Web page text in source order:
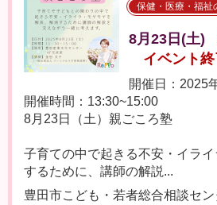
保健・医療・福祉
8月23日(土)
イベント終
開催日：2025
開催時間：13:30~15:00
8月23日（土）親ごころ塾
子育ての中で起きる不安・イラ
するために、講師の解説...
豊田市こども・若者総合相談セ